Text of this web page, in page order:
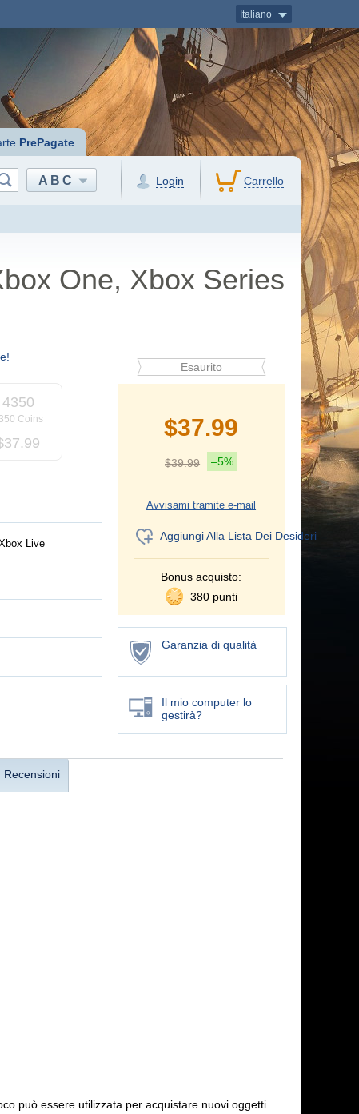
Italiano
PrePagate
ABC Login Carrello
One, Xbox Series
4350
Coins
37.99
Live
Esaurito
$37.99
$39.99 –5%
Avvisami tramite e-mail
Aggiungi Alla Lista Dei Desideri
Bonus acquisto:
380 punti
Garanzia di qualità
Il mio computer lo
gestirà?
Recensioni
può essere utilizzata per acquistare nuovi oggetti